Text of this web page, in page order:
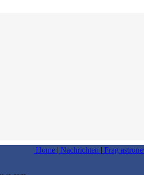
Home | Nachrichten | Frag